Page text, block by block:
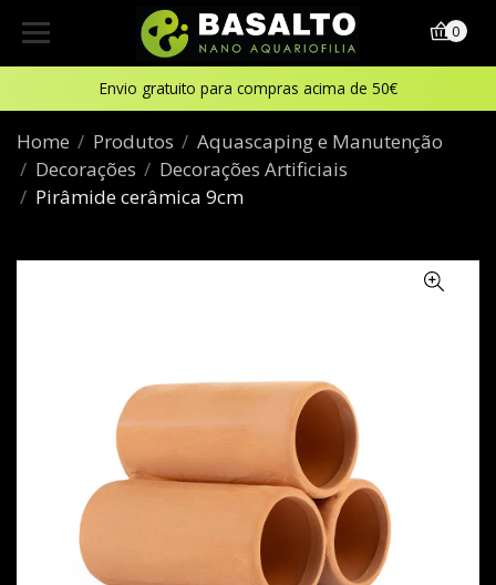
Envio gratuito para compras acima de 50€
0
Home Produtos
Aquascaping e Manutenção
Decorações
Decorações Artificiais
Pirâmide cerâmica 9cm